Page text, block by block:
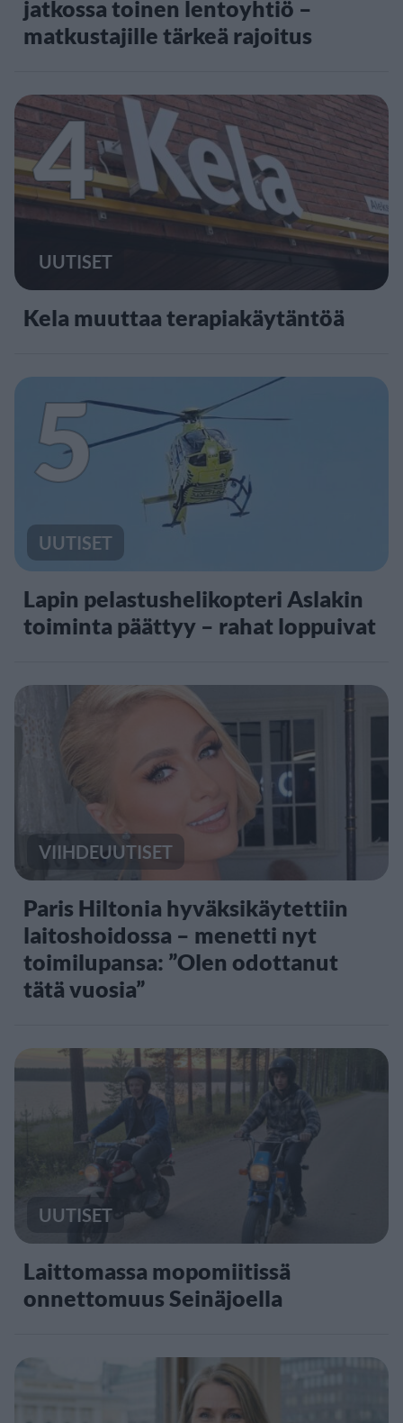
jatkossa toinen lentoyhtiö –
matkustajille tärkeä rajoitus
4
UUTISET
Kela muuttaa terapiakäytäntöä
5
UUTISET
Lapin pelastushelikopteri Aslakin
toiminta päättyy – rahat loppuivat
VIIHDEUUTISET
Paris Hiltonia hyväksikäytettiin
laitoshoidossa – menetti nyt
toimilupansa: ”Olen odottanut
tätä vuosia”
UUTISET
Laittomassa mopomiitissä
onnettomuus Seinäjoella